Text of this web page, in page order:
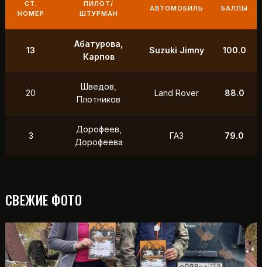
СТ.
НОМЕР
ПИЛОТ/
ШТУРМАН
АВТОМОБИЛЬ БАЛЛЫ
9 Маслов, Ходько УАЗ 250.0
Петухов
Фердман